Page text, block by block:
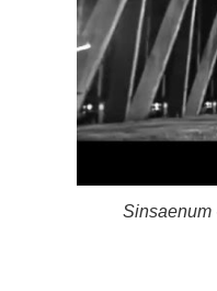
Sinsaenum